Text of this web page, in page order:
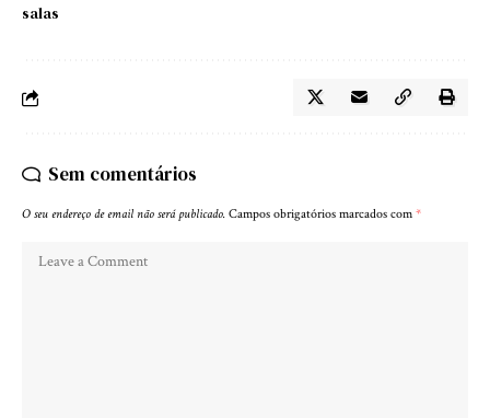
salas
Sem comentários
O seu endereço de email não será publicado. Campos obrigatórios marcados com *